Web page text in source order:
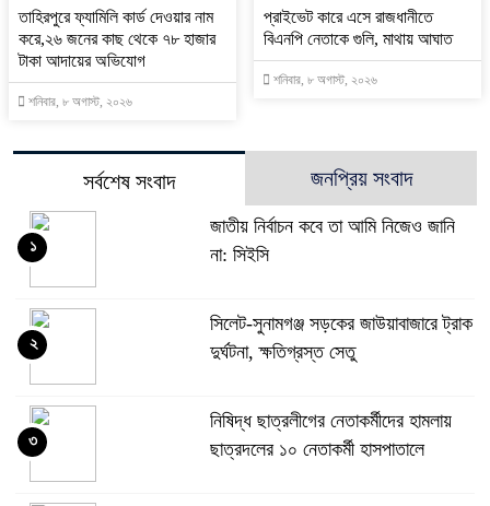
তাহিরপুরে ফ্যামিলি কার্ড দেওয়ার নাম
করে,২৬ জনের কাছ থেকে ৭৮ হাজার
টাকা আদায়ের অভিযোগ
শনিবার, ৮ অগাস্ট, ২০২৬
প্রাইভেট কারে এসে রাজধানীতে
বিএনপি নেতাকে গুলি, মাথায় আঘাত
শনিবার, ৮ অগাস্ট, ২০২৬
সর্বশেষ সংবাদ জনপ্রিয় সংবাদ
জাতীয় নির্বাচন কবে তা আমি নিজেও জানি
না: সিইসি
১
‎সিলেট-সুনামগঞ্জ সড়কের জাউয়াবাজারে ট্রাক
দুর্ঘটনা, ক্ষতিগ্রস্ত সেতু
২
নিষিদ্ধ ছাত্রলীগের নেতাকর্মীদের হামলায়
ছাত্রদলের ১০ নেতাকর্মী হাসপাতালে
৩